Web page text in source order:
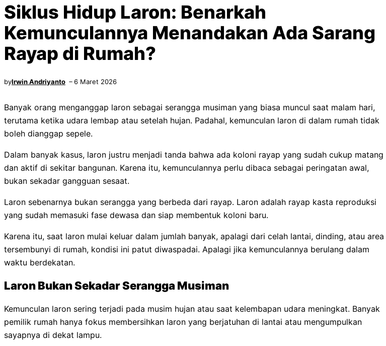
Siklus Hidup Laron: Benarkah
Kemunculannya Menandakan Ada Sarang
Rayap di Rumah?
byIrwin Andriyanto 6 Maret 2026
Banyak orang menganggap laron sebagai serangga musiman yang biasa muncul saat malam hari,
terutama ketika udara lembap atau setelah hujan. Padahal, kemunculan laron di dalam rumah tidak
boleh dianggap sepele.
Dalam banyak kasus, laron justru menjadi tanda bahwa ada koloni rayap yang sudah cukup matang
dan aktif di sekitar bangunan. Karena itu, kemunculannya perlu dibaca sebagai peringatan awal,
bukan sekadar gangguan sesaat.
Laron sebenarnya bukan serangga yang berbeda dari rayap. Laron adalah rayap kasta reproduksi
yang sudah memasuki fase dewasa dan siap membentuk koloni baru.
Karena itu, saat laron mulai keluar dalam jumlah banyak, apalagi dari celah lantai, dinding, atau area
tersembunyi di rumah, kondisi ini patut diwaspadai. Apalagi jika kemunculannya berulang dalam
waktu berdekatan.
Laron Bukan Sekadar Serangga Musiman
Kemunculan laron sering terjadi pada musim hujan atau saat kelembapan udara meningkat. Banyak
pemilik rumah hanya fokus membersihkan laron yang berjatuhan di lantai atau mengumpulkan
sayapnya di dekat lampu.